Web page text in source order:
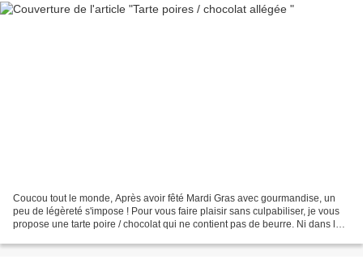
Coucou tout le monde, Après avoir fêté Mardi Gras avec gourmandise, un
peu de légèreté s'impose ! Pour vous faire plaisir sans culpabiliser, je vous
propose une tarte poire / chocolat qui ne contient pas de beurre. Ni dans la